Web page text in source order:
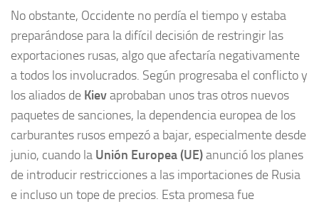
No obstante, Occidente no perdía el tiempo y estaba
preparándose para la difícil decisión de restringir las
exportaciones rusas, algo que afectaría negativamente
a todos los involucrados. Según progresaba el conflicto y
los aliados de Kievaprobaban unos tras otros nuevos
paquetes de sanciones, la dependencia europea de los
carburantes rusos empezó a bajar, especialmente desde
junio, cuando la Unión Europea (UE)anunció los planes
de introducir restricciones a las importaciones de Rusia
e incluso un tope de precios. Esta promesa fue